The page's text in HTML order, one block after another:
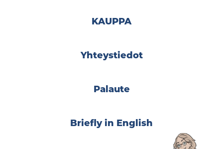
KAUPPA
Yhteystiedot
Palaute
Briefly in English